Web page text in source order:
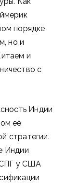
порядке
но и
и
с
Индии
её
стратегии.
Индии
СПГ у США